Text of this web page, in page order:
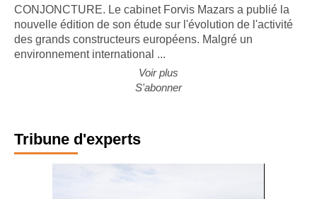
CONJONCTURE. Le cabinet Forvis Mazars a publié la
nouvelle édition de son étude sur l'évolution de l'activité
des grands constructeurs européens. Malgré un
environnement international ...
Voir plus
S'abonner
Tribune d'experts